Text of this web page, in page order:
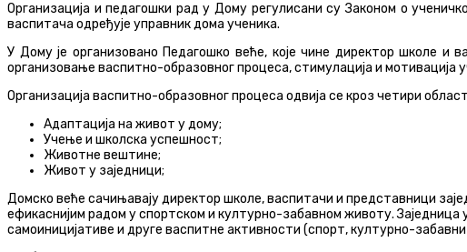
Организација и педагошки рад у Дому регулисани су Законом о
васпитача одређује управник дома ученика.
У Дому је организовано Педагошко веће, које чине директор школе
организовање васпитно-образовног процеса, стимулација и мотивација
Организација васпитно-образовног процеса одвија се кроз четири
Адаптација на живот у дому;
Учење и школска успешност;
Животне вештине;
Живот у заједници;
Домско веће сачињавају директор школе, васпитачи и представници
ефикаснијим радом у спортском и културно-забавном животу.
самоиницијативе и друге васпитне активности (спорт, културно-